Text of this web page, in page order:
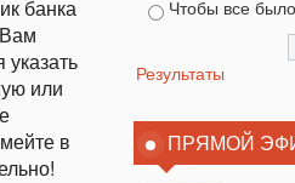
банка
или
в
Чтобы все
Результаты
ПРЯМОЙ